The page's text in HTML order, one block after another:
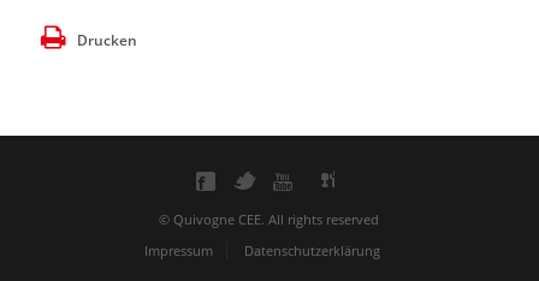
Drucken
© Quivogne CEE. All rights reserved
Impressum
Datenschutzerklärung